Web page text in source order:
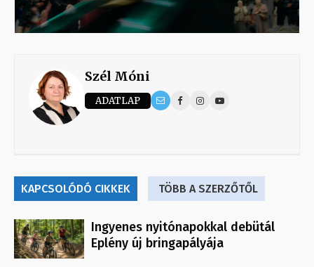
Szél Móni
ADATLAP
KAPCSOLÓDÓ CIKKEK TÖBB A SZERZŐTŐL
Ingyenes nyitónapokkal debütál
Eplény új bringapályája